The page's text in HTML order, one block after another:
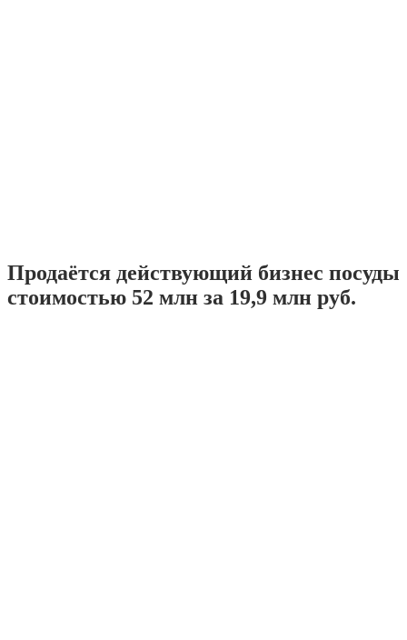
Продаётся действующий бизнес посуды
стоимостью 52 млн за 19,9 млн руб.